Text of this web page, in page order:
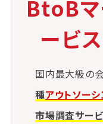
じるケースもある
BtoBマ
ービ
国内最大級の
種アウトソー
市場調査サー